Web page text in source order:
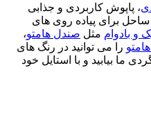
، پاپوش کاربردی و جذابی
برای پیاده روی های
و بادوام مثل صندل هامتو،
را می توانید در رنگ های
ما بیابید و با استایل خود